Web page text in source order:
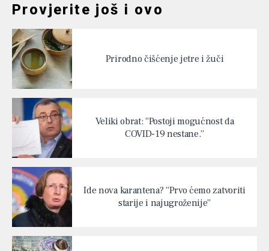
Provjerite još i ovo
Prirodno čišćenje jetre i žuči
Veliki obrat: “Postoji mogućnost da
COVID-19 nestane.”
Ide nova karantena? “Prvo ćemo zatvoriti
starije i najugroženije”